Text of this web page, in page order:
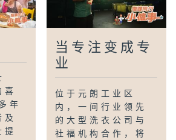
喜
年
及
提
当专注变成专
业
位于元朗工业区
内，一间行业领先
的大型洗衣公司与
社福机构合作，将